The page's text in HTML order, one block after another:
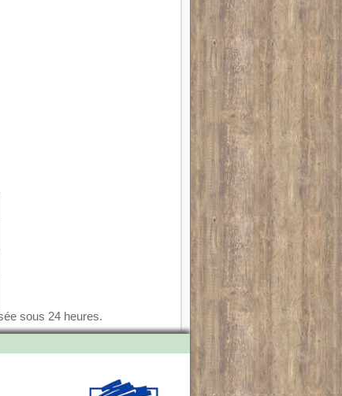
sous 24 heures.